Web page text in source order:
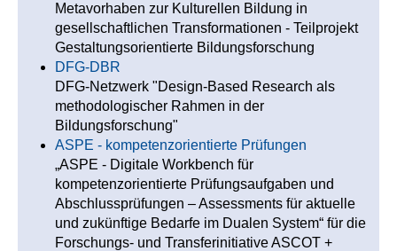
Metavorhaben zur Kulturellen Bildung in
gesellschaftlichen Transformationen - Teilprojekt
Gestaltungsorientierte Bildungsforschung
DFG-DBR
DFG-Netzwerk "Design-Based Research als
methodologischer Rahmen in der
Bildungsforschung"
ASPE - kompetenzorientierte Prüfungen
„ASPE - Digitale Workbench für
kompetenzorientierte Prüfungsaufgaben und
Abschlussprüfungen – Assessments für aktuelle
und zukünftige Bedarfe im Dualen System“ für die
Forschungs- und Transferinitiative ASCOT +